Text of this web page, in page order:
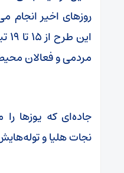
روزهای اخیر انجام
مردمی و فعالان
جاده‌ای که یوزها
نجات هلیا و